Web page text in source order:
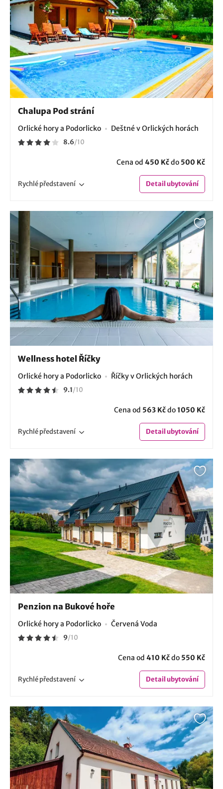
Chalupa Pod strání
Orlické hory a Podorlicko Deštné v Orlických horách
8.6/10
Cena od 450 Kčdo 500 Kč
Rychlépředstavení Detailubytování
Wellness hotel Říčky
Orlické hory a Podorlicko Říčky v Orlických horách
9.1/10
Cena od 563 Kčdo1050 Kč
Rychlépředstavení Detailubytování
Penzion na Bukové hoře
Orlické hory a Podorlicko Červená Voda
9/10
Cena od 410 Kčdo 550 Kč
Rychlépředstavení Detailubytování